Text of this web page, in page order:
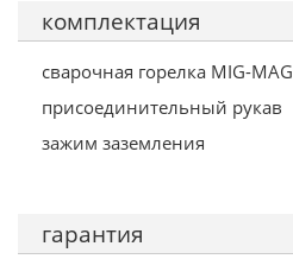
комплектация
сварочная горелка MIG-MAG
присоединительный рукав
зажим заземления
гарантия